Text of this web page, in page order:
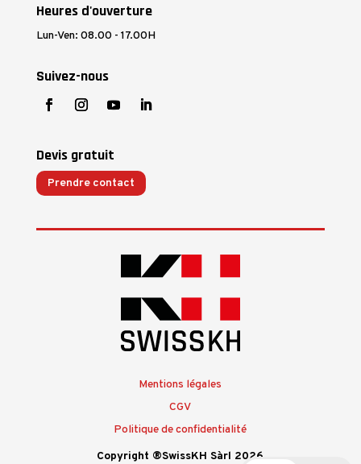
Heures d'ouverture
Lun-Ven: 08.00 - 17.00H
Suivez-nous
Devis gratuit
Prendre contact
Mentions légales
CGV
Politique de confidentialité
Copyright ®SwissKH Sàrl 2026